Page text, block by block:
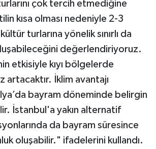
çok tercih etmediğine
kısa olması nedeniyle 2-3
turlarına yönelik sınırlı da
değerlendiriyoruz.
etkisiyle kıyı bölgelerde
artacaktır. İklim avantajı
bayram döneminde belirgin
İstanbul'a yakın alternatif
da bayram süresince
oluşabilir." ifadelerini kullandı.